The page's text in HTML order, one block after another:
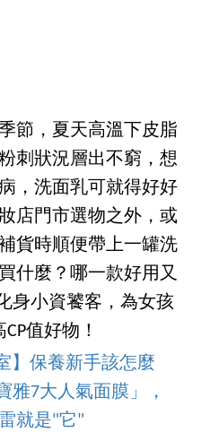
節，夏天高溫下皮脂
刺狀況層出不窮，想
，洗面乳可就得好好
店門市選物之外，或
貨時順便帶上一罐洗
什麼？哪一款好用又
身小資饕客，為女孩
值好物！
】保養新手該怎麼
雅7大人氣面膜」，
就是"它"